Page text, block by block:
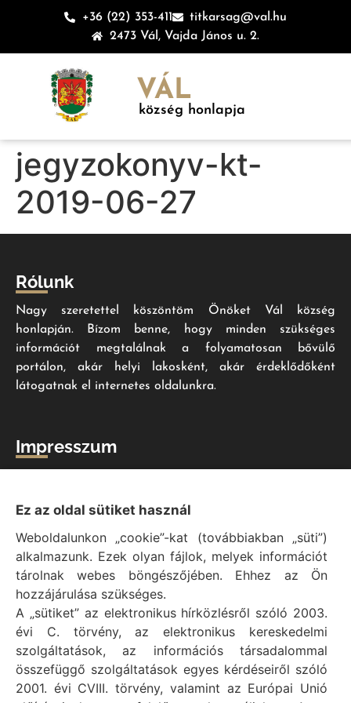
+36 (22) 353-411
titkarsag@val.hu
2473 Vál, Vajda János u. 2.
VÁL
község honlapja
jegyzokonyv-kt-
2019-06-27
Rólunk
Nagy szeretettel köszöntöm Önöket Vál község
honlapján. Bízom benne, hogy minden szükséges
információt megtalálnak a folyamatosan bővülő
portálon, akár helyi lakosként, akár érdeklődőként
látogatnak el internetes oldalunkra.
Impresszum
Vál Község Önkormányzat © 1996 - 2020
Adatvédelmi tájékoztató
Felelős: Bechtold Tamás polgármester
Cím: H-2473 Vál, Vajda János utca 2.
Telefon: +36 (22) 353-411
E-mail: polgarmester@val.hu
Elérhetőségek
Ez az oldal sütiket használ
Weboldalunkon „cookie”-kat (továbbiakban „süti”)
alkalmazunk. Ezek olyan fájlok, melyek információt
tárolnak webes böngészőjében. Ehhez az Ön
hozzájárulása szükséges.
A „sütiket” az elektronikus hírközlésről szóló 2003.
évi C. törvény, az elektronikus kereskedelmi
szolgáltatások, az információs társadalommal
összefüggő szolgáltatások egyes kérdéseiről szóló
2001. évi CVIII. törvény, valamint az Európai Unió